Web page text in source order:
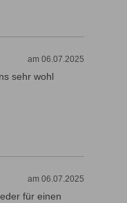
am 06.07.2025
sehr wohl
am 06.07.2025
für einen